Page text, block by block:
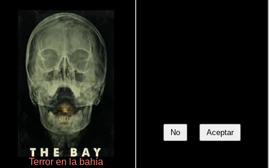
No Aceptar
Terror en la bahía